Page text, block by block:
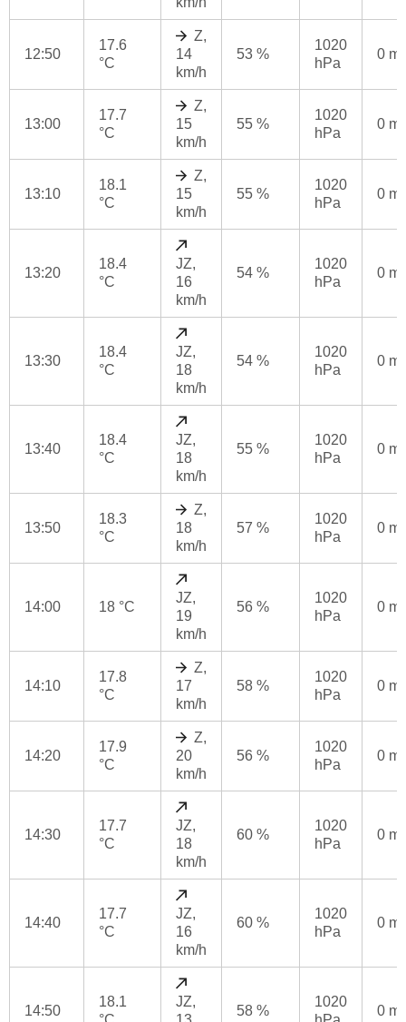
12:50
17.6
°C
Z,
14
km/h
53 %
1020
hPa
0
13:00
17.7
°C
Z,
15
km/h
55 %
1020
hPa
0
13:10
18.1
°C
Z,
15
km/h
55 %
1020
hPa
0
13:20
18.4
°C
JZ,
16
km/h
54 %
1020
hPa
0
13:30
18.4
°C
JZ,
18
km/h
54 %
1020
hPa
0
13:40
18.4
°C
JZ,
18
km/h
55 %
1020
hPa
0
13:50
18.3
°C
Z,
18
km/h
57 %
1020
hPa
0
14:00 18 °C
JZ,
19
km/h
56 %
1020
hPa
0
14:10
17.8
°C
Z,
17
km/h
58 %
1020
hPa
0
14:20
17.9
°C
Z,
20
km/h
56 %
1020
hPa
0
14:30
17.7
°C
JZ,
18
km/h
60 %
1020
hPa
0
14:40
17.7
°C
JZ,
16
km/h
60 %
1020
hPa
0
14:50
18.1
JZ,
58 %
1020
0